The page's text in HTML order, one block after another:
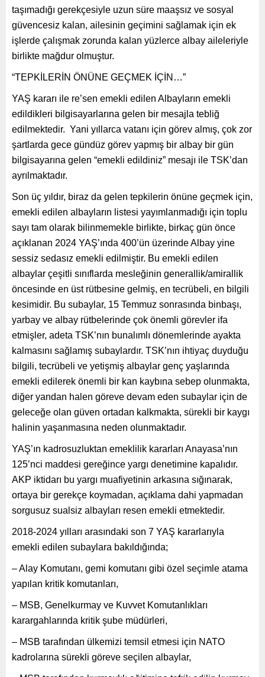
taşımadığı gerekçesiyle uzun süre maaşsız ve sosyal
güvencesiz kalan, ailesinin geçimini sağlamak için ek
işlerde çalışmak zorunda kalan yüzlerce albay aileleriyle
birlikte mağdur olmuştur.
“TEPKİLERİN ÖNÜNE GEÇMEK İÇİN…”
YAŞ kararı ile re’sen emekli edilen Albayların emekli
edildikleri bilgisayarlarına gelen bir mesajla tebliğ
edilmektedir. Yani yıllarca vatanı için görev almış, çok zor
şartlarda gece gündüz görev yapmış bir albay bir gün
bilgisayarına gelen “emekli edildiniz” mesajı ile TSK’dan
ayrılmaktadır.
Son üç yıldır, biraz da gelen tepkilerin önüne geçmek için,
emekli edilen albayların listesi yayımlanmadığı için toplu
sayı tam olarak bilinmemekle birlikte, birkaç gün önce
açıklanan 2024 YAŞ’ında 400’ün üzerinde Albay yine
sessiz sedasız emekli edilmiştir. Bu emekli edilen
albaylar çeşitli sınıflarda mesleğinin generallik/amirallik
öncesinde en üst rütbesine gelmiş, en tecrübeli, en bilgili
kesimidir. Bu subaylar, 15 Temmuz sonrasında binbaşı,
yarbay ve albay rütbelerinde çok önemli görevler ifa
etmişler, adeta TSK’nın bunalımlı dönemlerinde ayakta
kalmasını sağlamış subaylardır. TSK’nın ihtiyaç duyduğu
bilgili, tecrübeli ve yetişmiş albaylar genç yaşlarında
emekli edilerek önemli bir kan kaybına sebep olunmakta,
diğer yandan halen göreve devam eden subaylar için de
geleceğe olan güven ortadan kalkmakta, sürekli bir kaygı
halinin yaşanmasına neden olunmaktadır.
YAŞ’ın kadrosuzluktan emeklilik kararları Anayasa’nın
125’nci maddesi gereğince yargı denetimine kapalıdır.
AKP iktidarı bu yargı muafiyetinin arkasına sığınarak,
ortaya bir gerekçe koymadan, açıklama dahi yapmadan
sorgusuz sualsiz albayları resen emekli etmektedir.
2018-2024 yılları arasındaki son 7 YAŞ kararlarıyla
emekli edilen subaylara bakıldığında;
– Alay Komutanı, gemi komutanı gibi özel seçimle atama
yapılan kritik komutanları,
– MSB, Genelkurmay ve Kuvvet Komutanlıkları
karargahlarında kritik şube müdürleri,
– MSB tarafından ülkemizi temsil etmesi için NATO
kadrolarına sürekli göreve seçilen albaylar,